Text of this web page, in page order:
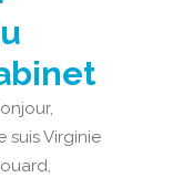
suis Virginie